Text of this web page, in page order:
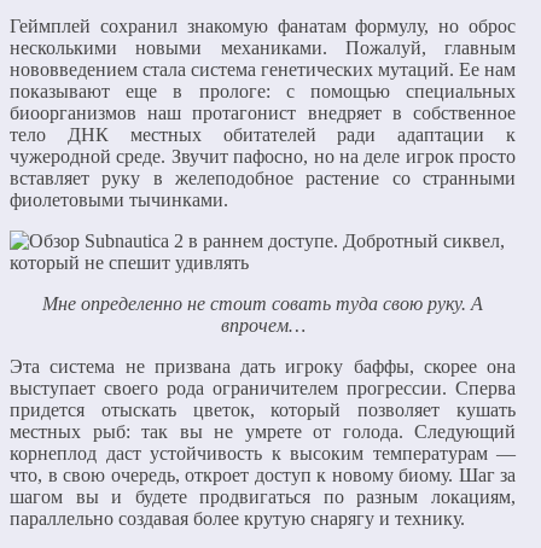
Геймплей сохранил знакомую фанатам формулу, но оброс
несколькими новыми механиками. Пожалуй, главным
нововведением стала система генетических мутаций. Ее нам
показывают еще в прологе: с помощью специальных
биоорганизмов наш протагонист внедряет в собственное
тело ДНК местных обитателей ради адаптации к
чужеродной среде. Звучит пафосно, но на деле игрок просто
вставляет руку в желеподобное растение со странными
фиолетовыми тычинками.
Мне определенно не стоит совать туда свою руку. А
впрочем…
Эта система не призвана дать игроку баффы, скорее она
выступает своего рода ограничителем прогрессии. Сперва
придется отыскать цветок, который позволяет кушать
местных рыб: так вы не умрете от голода. Следующий
корнеплод даст устойчивость к высоким температурам —
что, в свою очередь, откроет доступ к новому биому. Шаг за
шагом вы и будете продвигаться по разным локациям,
параллельно создавая более крутую снарягу и технику.